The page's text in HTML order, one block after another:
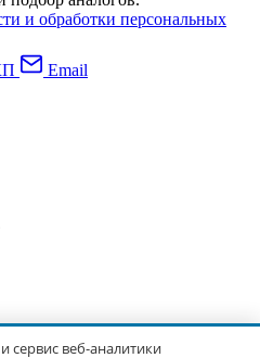
и обработки персональных
и сервис веб-аналитики
Email
персональных данных в
персональных данных